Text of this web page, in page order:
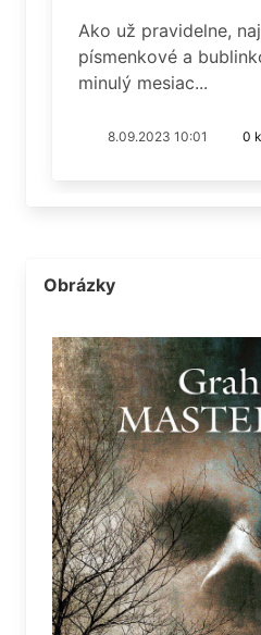
Ako už pravidelne,
písmenkové a
minulý mesiac...
8.09.2023 10:01 0
Obrázky